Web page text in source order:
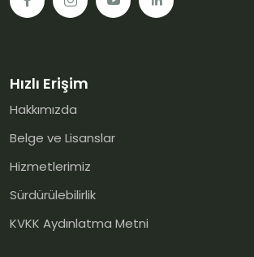
Hızlı Erişim
Hakkımızda
Belge ve Lisanslar
Hizmetlerimiz
Sürdürülebilirlik
KVKK Aydınlatma Metni